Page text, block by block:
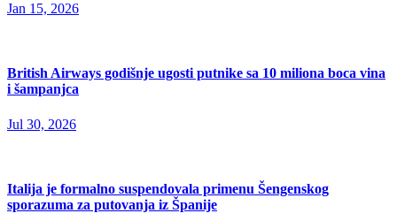
Jan 15, 2026
British Airways godišnje ugosti putnike sa 10 miliona boca vina
i šampanjca
Jul 30, 2026
Italija je formalno suspendovala primenu Šengenskog
sporazuma za putovanja iz Španije